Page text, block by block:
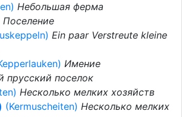
Небольшая ферма
Поселение
Ein paar Verstreute kleine
Имение
прусский поселок
Несколько мелких хозяйств
(Kermuscheiten) Несколько мелких